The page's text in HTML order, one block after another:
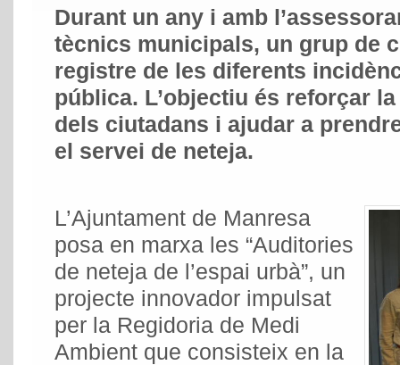
Durant un any i amb
tècnics municipals, un grup de
registre de les diferents
pública. L’objectiu és reforçar
dels ciutadans i ajudar a
el servei de neteja.
L’Ajuntament de Manresa
posa en marxa les “Auditories
de neteja de l’espai urbà”, un
projecte innovador impulsat
per la Regidoria de Medi
Ambient que consisteix en la